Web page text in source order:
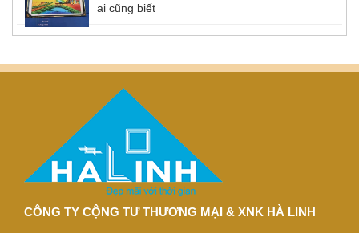
ai cũng biết
CÔNG TY CỘNG TƯ THƯƠNG MẠI & XNK HÀ LINH